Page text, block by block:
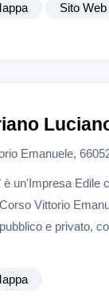
Sito Web
Emanuele,
è un'Impresa Edile
Vittorio
e privato,